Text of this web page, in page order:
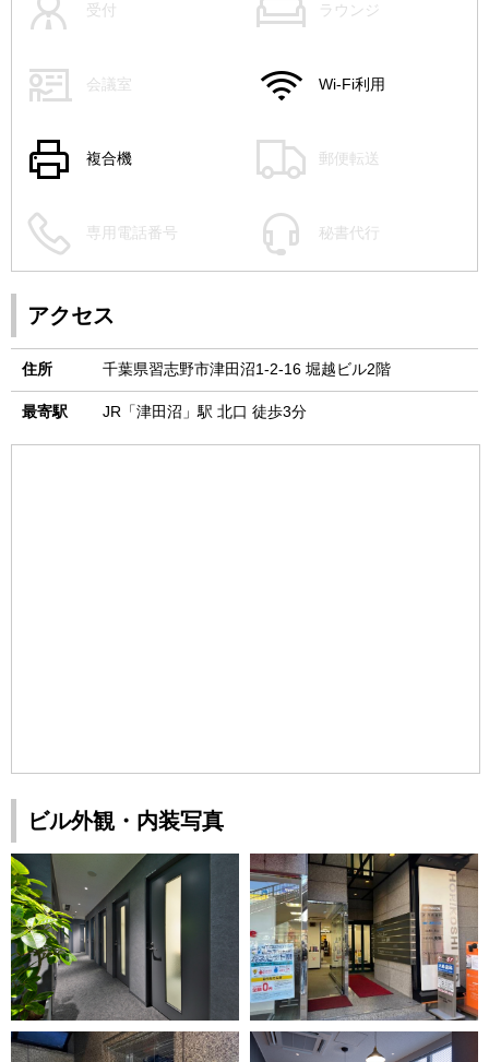
受付 ラウンジ
会議室 Wi-Fi利用
複合機 郵便転送
専用電話番号 秘書代行
アクセス
住所 千葉県習志野市津田沼1-2-16 堀越ビル2階
最寄駅 JR「津田沼」駅 北口 徒歩3分
ビル外観・内装写真